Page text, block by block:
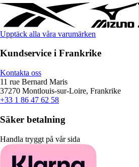
Upptäck alla våra varumärken
Kundservice i Frankrike
Kontakta oss
11 rue Bernard Maris
37270 Montlouis-sur-Loire, Frankrike
+33 1 86 47 62 58
Säker betalning
Handla tryggt på vår sida